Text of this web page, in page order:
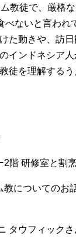
教徒で、厳格
べないと言わ
た動きや、訪
インドネシア
徒を理解する
2階 研修室と割
についての
タウフィック